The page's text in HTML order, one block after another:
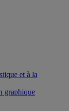
et à la
graphique